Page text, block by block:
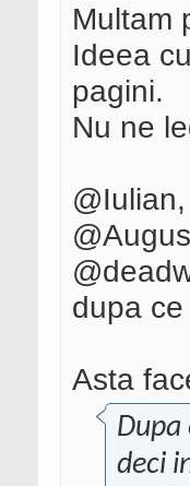
Multam
Ideea
pagini.
Nu ne
dupa
Asta
Dupa
deci